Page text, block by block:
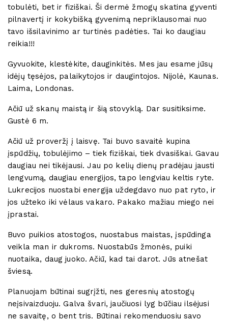
tobulėti, bet ir fiziškai. Ši dermė žmogų skatina gyventi
pilnavertį ir kokybišką gyvenimą nepriklausomai nuo
tavo išsilavinimo ar turtinės padėties. Tai ko daugiau
reikia!!!
Gyvuokite, klestėkite, dauginkitės. Mes jau esame jūsų
idėjų tęsėjos, palaikytojos ir daugintojos. Nijolė, Kaunas.
Laima, Londonas.
Ačiū už skanų maistą ir šią stovyklą. Dar susitiksime.
Gustė 6 m.
Ačiū už proveržį į laisvę. Tai buvo savaitė kupina
įspūdžių, tobulėjimo – tiek fiziškai, tiek dvasiškai. Gavau
daugiau nei tikėjausi. Jau po kelių dienų pradėjau jausti
lengvumą, daugiau energijos, tapo lengviau keltis ryte.
Lukrecijos nuostabi energija uždegdavo nuo pat ryto, ir
jos užteko iki vėlaus vakaro. Pakako mažiau miego nei
įprastai.
Buvo puikios atostogos, nuostabus maistas, įspūdinga
veikla man ir dukroms. Nuostabūs žmonės, puiki
nuotaika, daug juoko. Ačiū, kad tai darot. Jūs atnešat
šviesą.
Planuojam būtinai sugrįžti, nes geresnių atostogų
neįsivaizduoju. Galva švari, jaučiuosi lyg būčiau ilsėjusi
ne savaitę, o bent tris. Būtinai rekomenduosiu savo